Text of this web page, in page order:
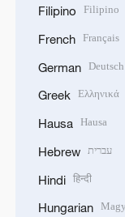
Filipino Filipino
French Français
German Deutsch
Greek Ελληνικά
Hausa Hausa
Hebrew עברית
Hindi हिन्दी
Hungarian